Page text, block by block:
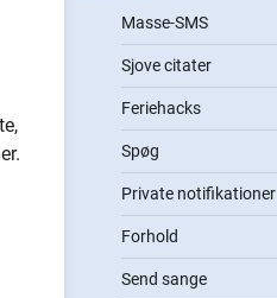
Masse-SMS
Sjove citater
Feriehacks
Spøg
Private notifikationer
Forhold
Send sange